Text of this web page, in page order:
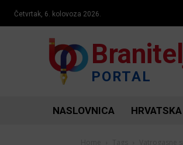
Četvrtak, 6. kolovoza 2026.
PORTAL
NASLOVNICA HRVATSKA